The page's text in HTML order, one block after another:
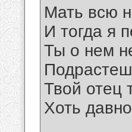
Мать всю
И тогда я
Ты о нем
Твой отец
Хоть